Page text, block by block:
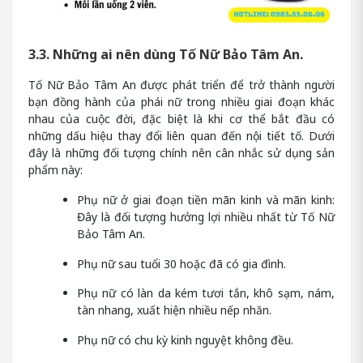
3.3. Những ai nên dùng Tố Nữ Bảo Tâm An.
Tố Nữ Bảo Tâm An được phát triển để trở thành người
bạn đồng hành của phái nữ trong nhiều giai đoạn khác
nhau của cuộc đời, đặc biệt là khi cơ thể bắt đầu có
những dấu hiệu thay đổi liên quan đến nội tiết tố. Dưới
đây là những đối tượng chính nên cân nhắc sử dụng sản
phẩm này:
Phụ nữ ở giai đoạn tiền mãn kinh và mãn kinh:
Đây là đối tượng hưởng lợi nhiều nhất từ Tố Nữ
Bảo Tâm An.
Phụ nữ sau tuổi 30 hoặc đã có gia đình.
Phụ nữ có làn da kém tươi tắn, khô sạm, nám,
tàn nhang, xuất hiện nhiều nếp nhăn.
Phụ nữ có chu kỳ kinh nguyệt không đều.